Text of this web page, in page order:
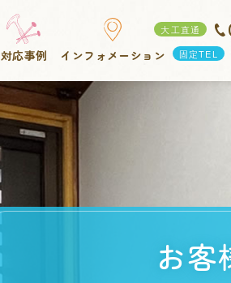
対応事例 インフォメーション
大工直通
固定TEL
お客